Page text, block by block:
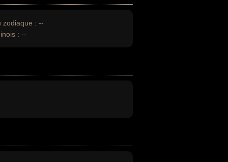
zodiaque : --
: --